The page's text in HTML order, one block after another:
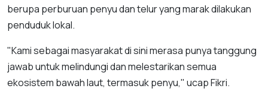
berupa perburuan penyu dan telur yang marak dilakukan
penduduk lokal.
"Kami sebagai masyarakat di sini merasa punya tanggung
jawab untuk melindungi dan melestarikan semua
ekosistem bawah laut, termasuk penyu," ucap Fikri.